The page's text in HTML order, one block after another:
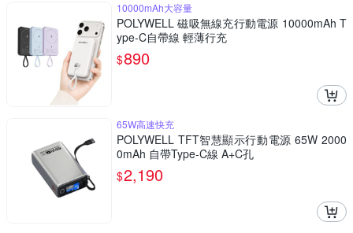
10000mAh大容量
POLYWELL 磁吸無線充行動電源 10000mAh T
ype-C自帶線 輕薄行充
$890
65W高速快充
POLYWELL TFT智慧顯示行動電源 65W 2000
0mAh 自帶Type-C線 A+C孔
$2,190